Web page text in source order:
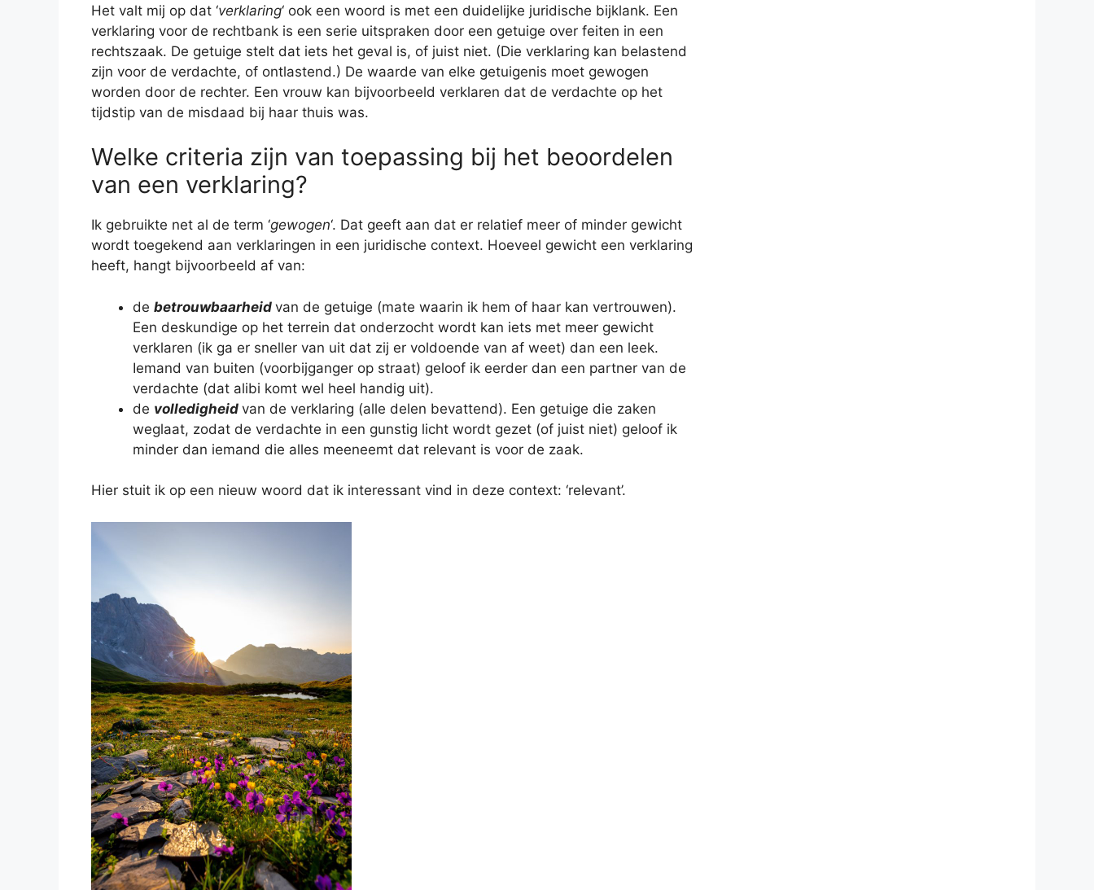
Het valt mij op dat ‘verklaring‘ ook een woord is met een duidelijke juridische bijklank. Een
verklaring voor de rechtbank is een serie uitspraken door een getuige over feiten in een
rechtszaak. De getuige stelt dat iets het geval is, of juist niet. (Die verklaring kan belastend
zijn voor de verdachte, of ontlastend.) De waarde van elke getuigenis moet gewogen
worden door de rechter. Een vrouw kan bijvoorbeeld verklaren dat de verdachte op het
tijdstip van de misdaad bij haar thuis was.
Welke criteria zijn van toepassing bij het beoordelen
van een verklaring?
Ik gebruikte net al de term ‘gewogen‘. Dat geeft aan dat er relatief meer of minder gewicht
wordt toegekend aan verklaringen in een juridische context. Hoeveel gewicht een verklaring
heeft, hangt bijvoorbeeld af van:
de betrouwbaarheid van de getuige (mate waarin ik hem of haar kan vertrouwen).
Een deskundige op het terrein dat onderzocht wordt kan iets met meer gewicht
verklaren (ik ga er sneller van uit dat zij er voldoende van af weet) dan een leek.
Iemand van buiten (voorbijganger op straat) geloof ik eerder dan een partner van de
verdachte (dat alibi komt wel heel handig uit).
de volledigheid van de verklaring (alle delen bevattend). Een getuige die zaken
weglaat, zodat de verdachte in een gunstig licht wordt gezet (of juist niet) geloof ik
minder dan iemand die alles meeneemt dat relevant is voor de zaak.
Hier stuit ik op een nieuw woord dat ik interessant vind in deze context: ‘relevant’.